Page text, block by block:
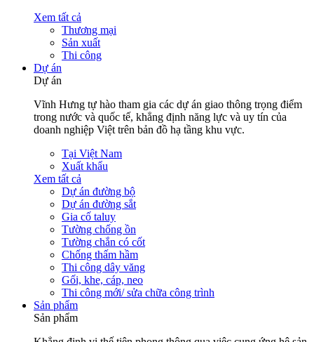
Xem tất cả
Thương mại
Sản xuất
Thi công
Dự án
Dự án
Vĩnh Hưng tự hào tham gia các dự án giao thông trọng điểm
trong nước và quốc tế, khẳng định năng lực và uy tín của
doanh nghiệp Việt trên bản đồ hạ tầng khu vực.
Tại Việt Nam
Xuất khẩu
Xem tất cả
Dự án đường bộ
Dự án đường sắt
Gia cố taluy
Tường chống ồn
Tường chắn có cốt
Chống thấm hầm
Thi công dây văng
Gối, khe, cáp, neo
Thi công mới/ sửa chữa công trình
Sản phẩm
Sản phẩm